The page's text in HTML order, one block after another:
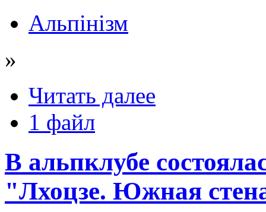
Альпінізм
»
Читать далее
1 файл
В альпклубе
"Лхоцзе. Южная